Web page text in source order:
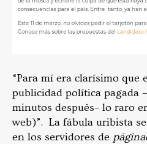
“Para mí era clarísimo que
publicidad política pagada
minutos después– lo raro
web)”. La fábula uribista
en los servidores de